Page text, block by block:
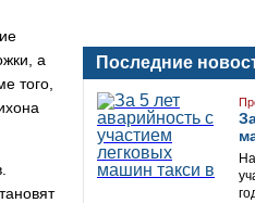
а
того,
Последние